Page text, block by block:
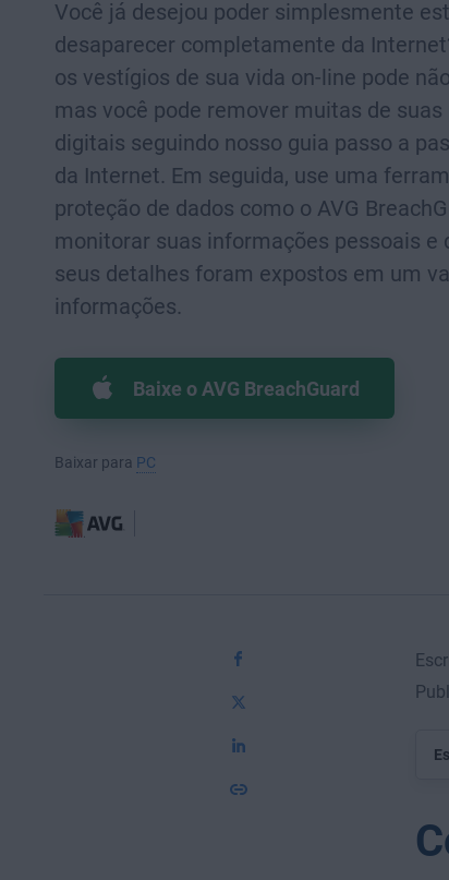
Você já desejou poder simplesmente
desaparecer completamente da
os vestígios de sua vida on-line pode
mas você pode remover muitas de suas
digitais seguindo nosso guia passo a
da Internet. Em seguida, use uma
proteção de dados como o AVG
monitorar suas informações pessoais e
seus detalhes foram expostos em um
informações.
Baixe o AVG BreachGuard
Baixar para PC